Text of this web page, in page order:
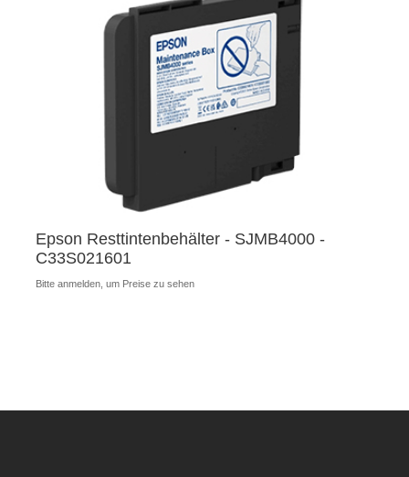
Epson Resttintenbehälter - SJMB4000 -
C33S021601
Bitte anmelden, um Preise zu sehen